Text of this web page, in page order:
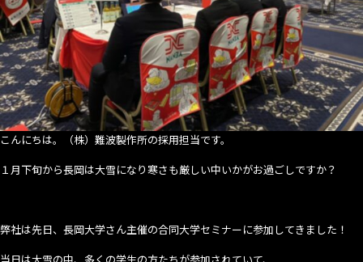
に
参
加
し
ま
す！
【朱
鷺
ッ
こんにちは。（株）難波製作所の採用担当です。
１月下旬から長岡は大雪になり寒さも厳しい中いかがお過ごしですか？
弊社は先日、長岡大学さん主催の合同大学セミナーに参加してきました！